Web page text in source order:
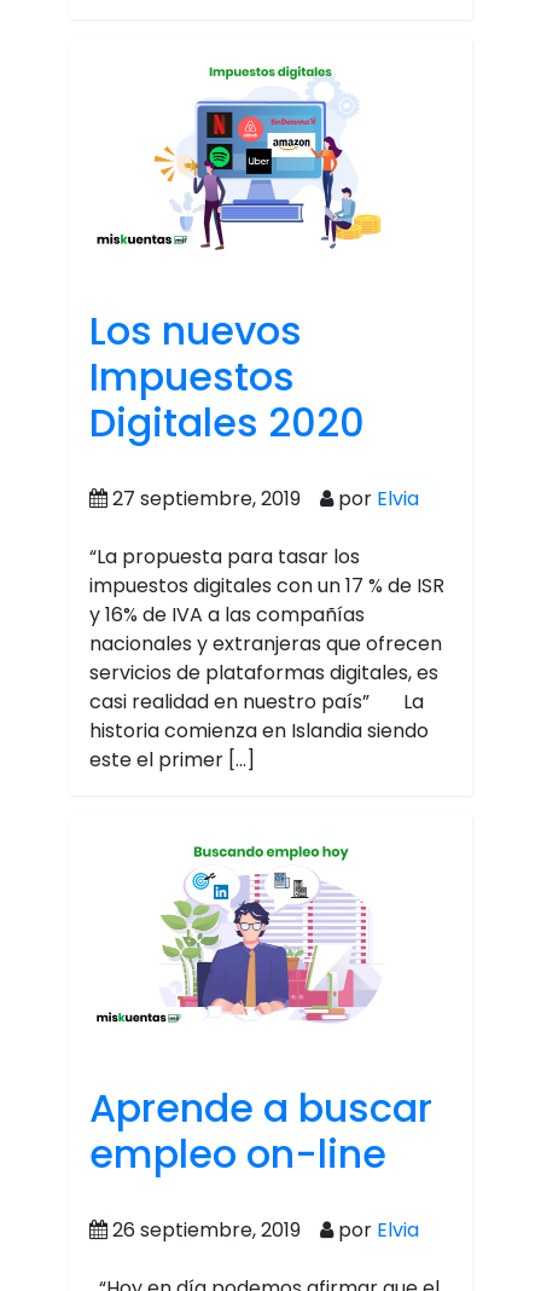
Los nuevos
Impuestos
Digitales 2020
27 septiembre, 2019 por Elvia
“La propuesta para tasar los
impuestos digitales con un 17 % de ISR
y 16% de IVA a las compañías
nacionales y extranjeras que ofrecen
servicios de plataformas digitales, es
casi realidad en nuestro país” La
historia comienza en Islandia siendo
este el primer […]
Aprende a buscar
empleo on-line
26 septiembre, 2019 por Elvia